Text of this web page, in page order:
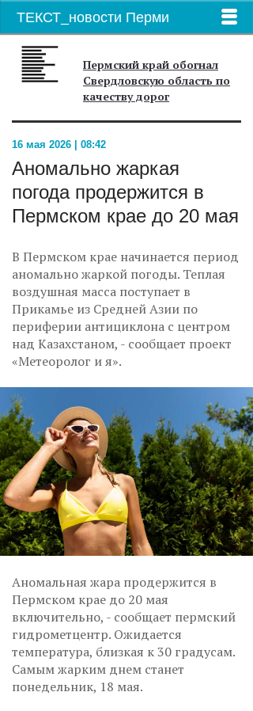
ТЕКСТ_новости Перми
Пермский край обогнал
Свердловскую область по
качеству дорог
16 мая 2026 | 08:42
Аномально жаркая
погода продержится в
Пермском крае до 20 мая
В Пермском крае начинается период
аномально жаркой погоды. Теплая
воздушная масса поступает в
Прикамье из Средней Азии по
периферии антициклона с центром
над Казахстаном, - сообщает проект
«Метеоролог и я».
Аномальная жара продержится в
Пермском крае до 20 мая
включительно, - сообщает пермский
гидрометцентр. Ожидается
температура, близкая к 30 градусам.
Самым жарким днем станет
понедельник, 18 мая.